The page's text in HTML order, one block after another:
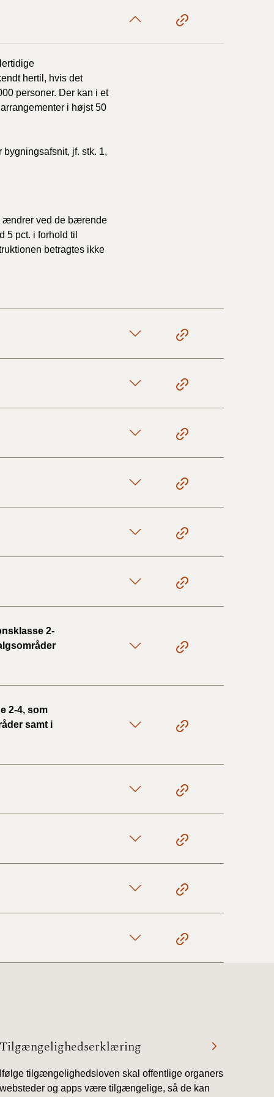
1-9/3 2020)
7-31/12
1-4/7 2019)
7-31/12
2018)
BR (1961-
hertil, hvis det
personer. Der kan i et
i højst 50
jf. stk. 1,
ændrer ved de bærende
5 pct. i forhold til
betragtes ikke
2-
2-4, som
samt i
Tilgængelighedserklæring
Ifølge tilgængelighedsloven skal offentlige organers
websteder og apps være tilgængelige, så de kan